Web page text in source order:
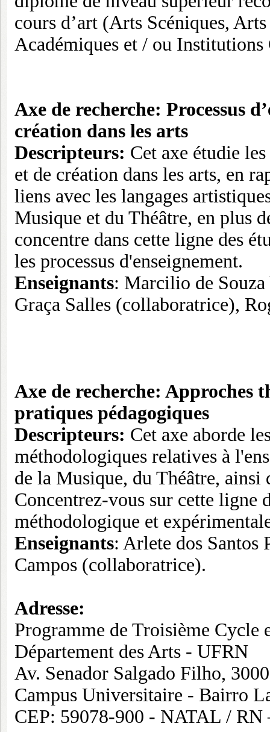
cours d’art (Arts Scéniques,
Académiques et / ou
Axe de recherche: Processus
création dans les arts
Descripteurs: Cet axe étudie
et de création dans les arts, en
liens avec les langages
Musique et du Théâtre, en plus
concentre dans cette ligne des
les processus d'enseignement.
Enseignants: Marcilio de
Graça Salles (collaboratrice),
Axe de recherche: Approches
pratiques pédagogiques
Descripteurs: Cet axe aborde
méthodologiques relatives à
de la Musique, du Théâtre, ainsi
Concentrez-vous sur cette ligne
méthodologique et
Enseignants: Arlete dos Santos
Campos (collaboratrice).
Adresse:
Programme de Troisième Cycle
Département des Arts - UFRN
Av. Senador Salgado Filho, 3000
Campus Universitaire - Bairro
CEP: 59078-900 - NATAL /